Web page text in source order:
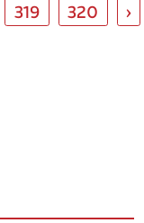
319 320 ›